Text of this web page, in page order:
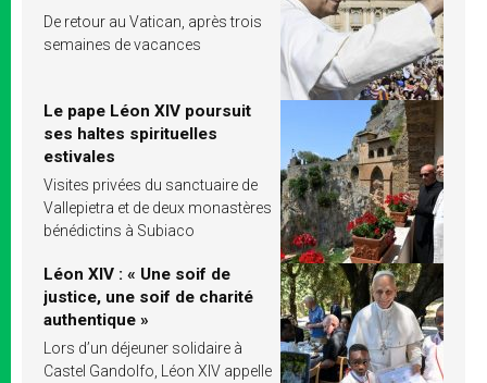
De retour au Vatican, après trois
semaines de vacances
Le pape Léon XIV poursuit
ses haltes spirituelles
estivales
Visites privées du sanctuaire de
Vallepietra et de deux monastères
bénédictins à Subiaco
Léon XIV : « Une soif de
justice, une soif de charité
authentique »
Lors d’un déjeuner solidaire à
Castel Gandolfo, Léon XIV appelle